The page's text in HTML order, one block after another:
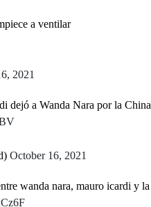
a ventilar
2021
dejó a Wanda Nara por la China
October 16, 2021
wanda nara, mauro icardi y la